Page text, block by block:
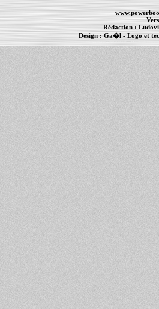
Rédaction :
Design : Ga�l- Logo et